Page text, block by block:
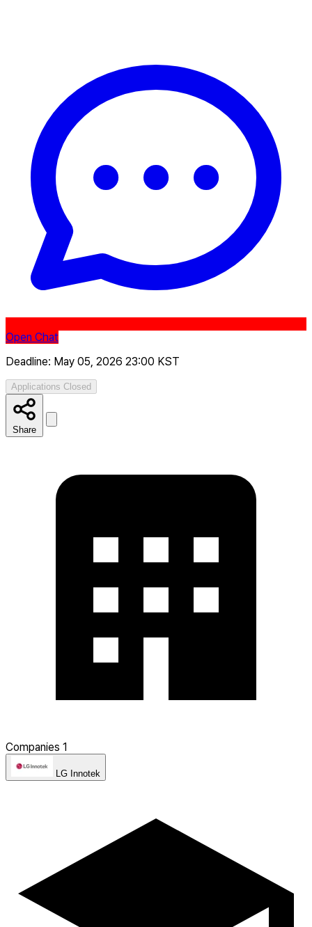
Open Chat
Deadline: May 05, 2026 23:00 KST
Applications Closed
Share
Companies 1
LG Innotek